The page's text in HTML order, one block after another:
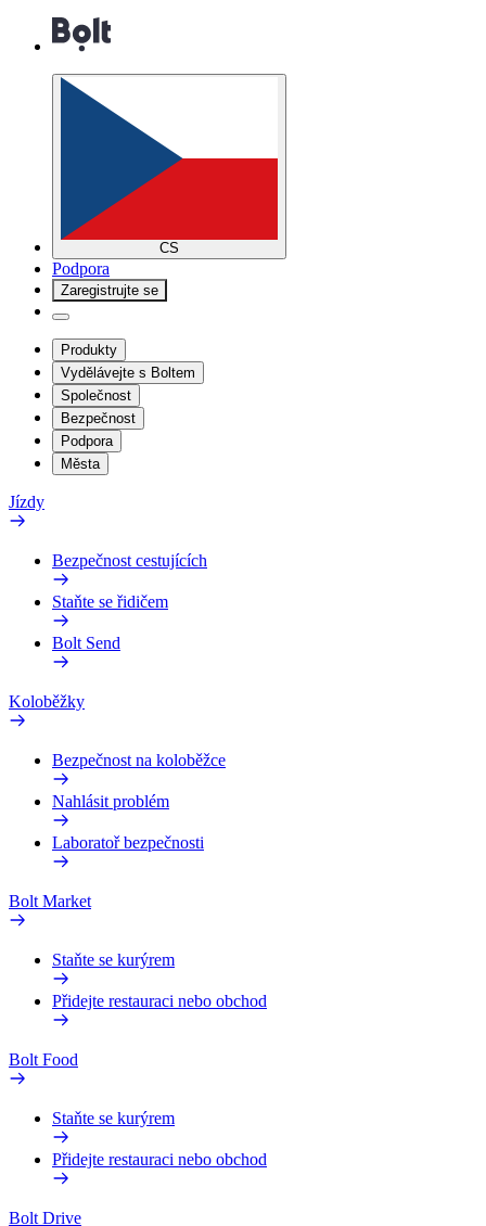
CS
Podpora
Zaregistrujte se
Produkty
Vydělávejte s Boltem
Společnost
Bezpečnost
Podpora
Města
Jízdy
Bezpečnost cestujících
Staňte se řidičem
Bolt Send
Koloběžky
Bezpečnost na koloběžce
Nahlásit problém
Laboratoř bezpečnosti
Bolt Market
Staňte se kurýrem
Přidejte restauraci nebo obchod
Bolt Food
Staňte se kurýrem
Přidejte restauraci nebo obchod
Bolt Drive